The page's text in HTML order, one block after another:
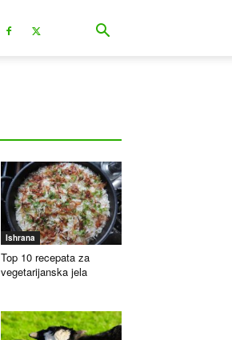
Ishrana
Top 10 recepata za
vegetarijanska jela